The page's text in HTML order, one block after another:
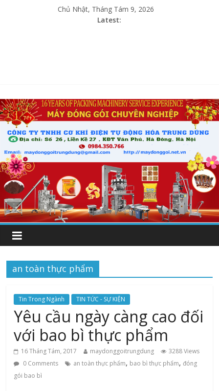
Chủ Nhật, Tháng Tám 9, 2026
Latest:
an toàn thực phẩm
Tin Trong Ngành TIN TỨC - SỰ KIỆN
Yêu cầu ngày càng cao đối
với bao bì thực phẩm
16 Tháng Tám, 2017 maydonggoitrungdung
3288 Views
0 Comments
an toàn thực phẩm, bao bì thực phẩm,đóng
gói bao bì